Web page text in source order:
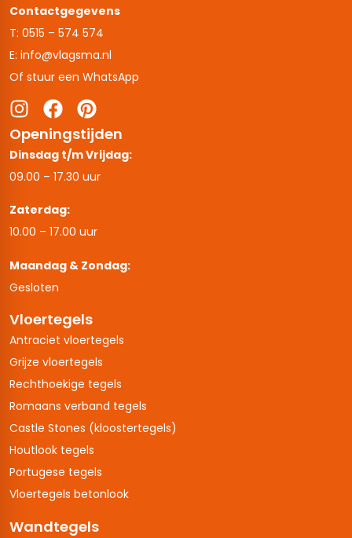
Contactgegevens
T: 0515 – 574 574
E: info@vlagsma.nl
Of stuur een WhatsApp
Openingstijden
Dinsdag t/m Vrijdag:
09.00 – 17.30 uur
Zaterdag:
10.00 – 17.00 uur
Maandag & Zondag:
Gesloten
Vloertegels
Antraciet vloertegels
Grijze vloertegels
Rechthoekige tegels
Romaans verband tegels
Castle Stones (kloostertegels)
Houtlook tegels
Portugese tegels
Vloertegels betonlook
Wandtegels